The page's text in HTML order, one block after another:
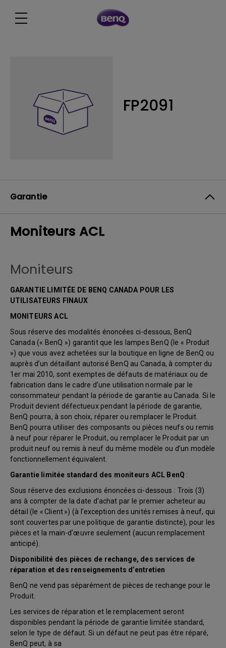
FP2091
Garantie
Moniteurs ACL
Moniteurs
GARANTIE LIMITÉE DE BENQ CANADA POUR LES
UTILISATEURS FINAUX
MONITEURS ACL
Sous réserve des modalités énoncées ci-dessous, BenQ
Canada (« BenQ ») garantit que les lampes BenQ (le « Produit
») que vous avez achetées sur la boutique en ligne de BenQ ou
auprès d’un détaillant autorisé BenQ au Canada, à compter du
1er mai 2010, sont exemptes de défauts de matériaux ou de
fabrication dans le cadre d’une utilisation normale par le
consommateur pendant la période de garantie au Canada. Si le
Produit devient défectueux pendant la période de garantie,
BenQ pourra, à son choix, réparer ou remplacer le Produit.
BenQ pourra utiliser des composants ou pièces neufs ou remis
à neuf pour réparer le Produit, ou remplacer le Produit par un
produit neuf ou remis à neuf du même modèle ou d’un modèle
fonctionnellement équivalent.
Garantie limitée standard des moniteurs ACL BenQ :
Sous réserve des exclusions énoncées ci-dessous : Trois (3)
ans à compter de la date d’achat par le premier acheteur au
détail (le « Client ») (à l’exception des unités remises à neuf, qui
sont couvertes par une politique de garantie distincte), pour les
pièces et la main-d’œuvre seulement (aucun remplacement
anticipé).
Disponibilité des pièces de rechange, des services de
réparation et des renseignements d’entretien
BenQ ne vend pas séparément de pièces de rechange pour le
Produit.
Les services de réparation et le remplacement seront
disponibles pendant la période de garantie limitée standard,
selon le type de défaut. Si un défaut ne peut pas être réparé,
BenQ peut, à sa